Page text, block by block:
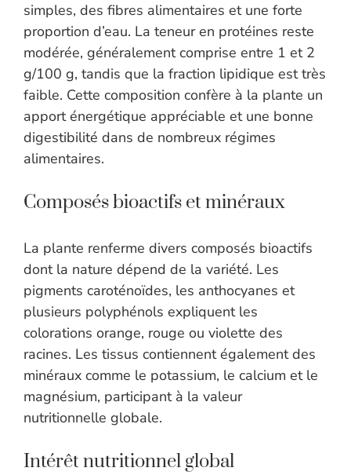
simples, des fibres alimentaires et une forte
proportion d’eau. La teneur en protéines reste
modérée, généralement comprise entre 1 et 2
g/100 g, tandis que la fraction lipidique est très
faible. Cette composition confère à la plante un
apport énergétique appréciable et une bonne
digestibilité dans de nombreux régimes
alimentaires.
Composés bioactifs et minéraux
La plante renferme divers composés bioactifs
dont la nature dépend de la variété. Les
pigments caroténoïdes, les anthocyanes et
plusieurs polyphénols expliquent les
colorations orange, rouge ou violette des
racines. Les tissus contiennent également des
minéraux comme le potassium, le calcium et le
magnésium, participant à la valeur
nutritionnelle globale.
Intérêt nutritionnel global